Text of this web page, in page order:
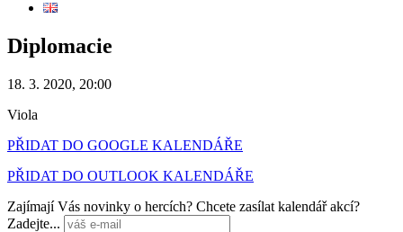
Diplomacie
18. 3. 2020, 20:00
Viola
PŘIDAT DO GOOGLE KALENDÁŘE
PŘIDAT DO OUTLOOK KALENDÁŘE
Zajímají Vás novinky o hercích? Chcete zasílat kalendář akcí?
Zadejte...